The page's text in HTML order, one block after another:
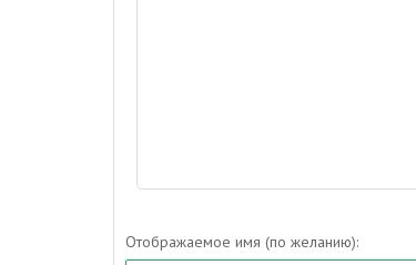
Отображаемое имя (по желанию):